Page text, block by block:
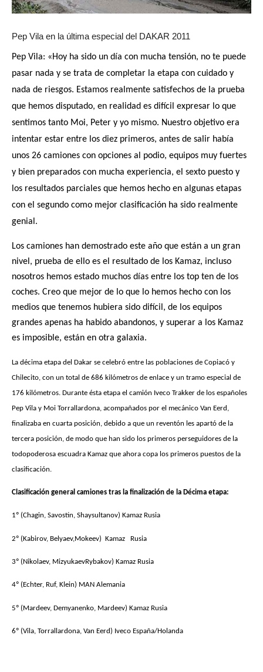
Pep Vila en la última especial del DAKAR 2011
Pep Vila: «Hoy ha sido un día con mucha tensión, no te puede
pasar nada y se trata de completar la etapa con cuidado y
nada de riesgos. Estamos realmente satisfechos de la prueba
que hemos disputado, en realidad es difícil expresar lo que
sentimos tanto Moi, Peter y yo mismo. Nuestro objetivo era
intentar estar entre los diez primeros, antes de salir había
unos 26 camiones con opciones al podio, equipos muy fuertes
y bien preparados con mucha experiencia, el sexto puesto y
los resultados parciales que hemos hecho en algunas etapas
con el segundo como mejor clasificación ha sido realmente
genial.
Los camiones han demostrado este año que están a un gran
nivel, prueba de ello es el resultado de los Kamaz, incluso
nosotros hemos estado muchos días entre los top ten de los
coches. Creo que mejor de lo que lo hemos hecho con los
medios que tenemos hubiera sido difícil, de los equipos
grandes apenas ha habido abandonos, y superar a los Kamaz
es imposible, están en otra galaxia.
La décima etapa del Dakar se celebró entre las poblaciones de Copiacó y
Chilecito, con un total de 686 kilómetros de enlace y un tramo especial de
176 kilómetros. Durante ésta etapa el camión Iveco Trakker de los españoles
Pep Vila y Moi Torrallardona, acompañados por el mecánico Van Eerd,
finalizaba en cuarta posición, debido a que un reventón les apartó de la
tercera posición, de modo que han sido los primeros perseguidores de la
todopoderosa escuadra Kamaz que ahora copa los primeros puestos de la
clasificación.
Clasificación general camiones tras la finalización de la Décima etapa:
1º (Chagin, Savostin, Shaysultanov) Kamaz Rusia
2º (Kabirov, Belyaev,Mokeev) Kamaz Rusia
3º (Nikolaev, MizyukaevRybakov) Kamaz Rusia
4º (Echter, Ruf, Klein) MAN Alemania
5º (Mardeev, Demyanenko, Mardeev) Kamaz Rusia
6º (Vila, Torrallardona, Van Eerd) Iveco España/Holanda